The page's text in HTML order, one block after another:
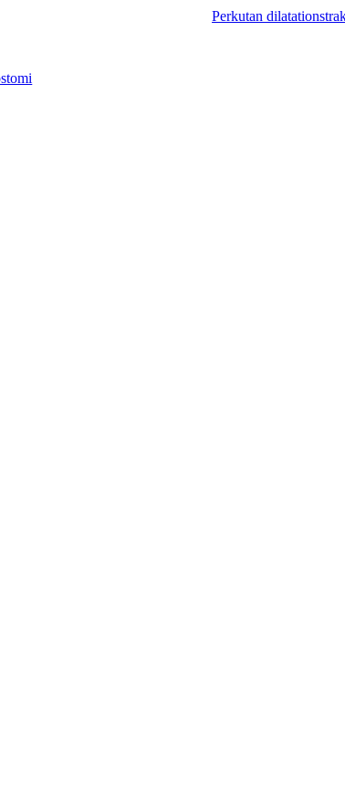
Perkutan